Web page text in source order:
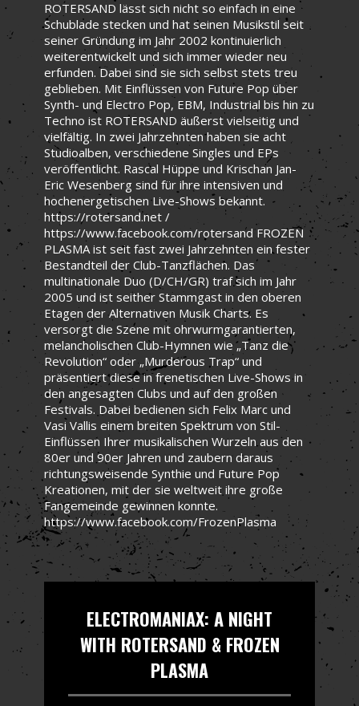
ROTERSAND lässt sich nicht so einfach in eine
Schublade stecken und hat seinen Musikstil seit
seiner Gründung im Jahr 2002 kontinuierlich
weiterentwickelt und sich immer wieder neu
erfunden. Dabei sind sie sich selbst stets treu
geblieben. Mit Einflüssen von Future Pop über
Synth- und Electro Pop, EBM, Industrial bis hin zu
Techno ist ROTERSAND äußerst vielseitig und
vielfältig. In zwei Jahrzehnten haben sie acht
Studioalben, verschiedene Singles und EPs
veröffentlicht. Rascal Hüppe und Krischan Jan-
Eric Wesenberg sind für ihre intensiven und
hochenergetischen Live-Shows bekannt.
https://rotersand.net /
https://www.facebook.com/rotersand FROZEN
PLASMA ist seit fast zwei Jahrzehnten ein fester
Bestandteil der Club-Tanzflächen. Das
multinationale Duo (D/CH/GR) traf sich im Jahr
2005 und ist seither Stammgast in den oberen
Etagen der Alternativen Musik Charts. Es
versorgt die Szene mit ohrwurmgarantierten,
melancholischen Club-Hymnen wie „Tanz die
Revolution“ oder „Murderous Trap“ und
präsentiert diese in frenetischen Live-Shows in
den angesagten Clubs und auf den großen
Festivals. Dabei bedienen sich Felix Marc und
Vasi Vallis einem breiten Spektrum von Stil-
Einflüssen Ihrer musikalischen Wurzeln aus den
80er und 90er Jahren und zaubern daraus
richtungsweisende Synthie und Future Pop
Kreationen, mit der sie weltweit ihre große
Fangemeinde gewinnen konnte.
https://www.facebook.com/FrozenPlasma
ELECTROMANIAX: A NIGHT
WITH ROTERSAND & FROZEN
PLASMA